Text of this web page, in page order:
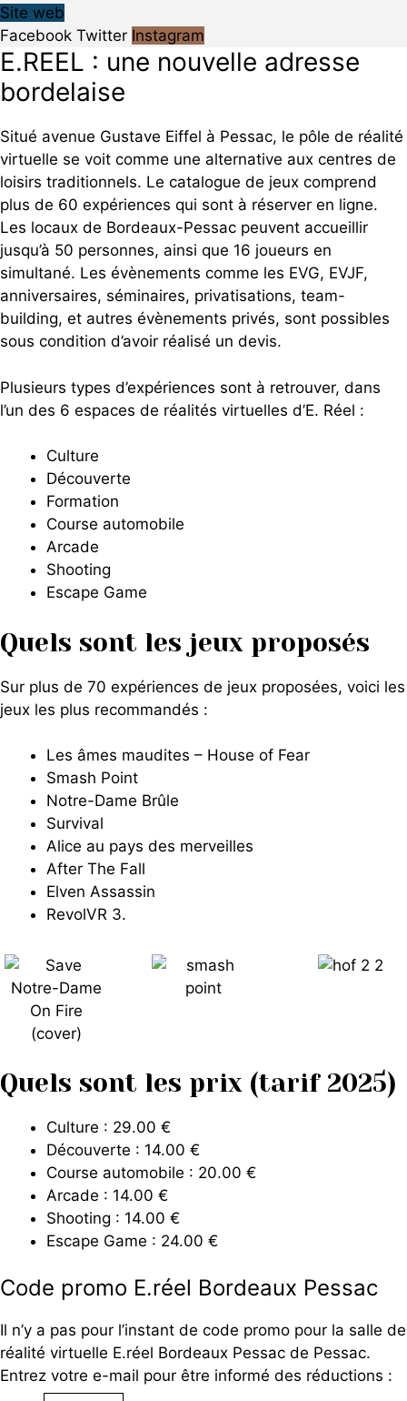
Site web
Facebook Twitter Instagram
E.REEL : une nouvelle adresse
bordelaise
Situé avenue Gustave Eiffel à Pessac, le pôle de réalité
virtuelle se voit comme une alternative aux centres de
loisirs traditionnels. Le catalogue de jeux comprend
plus de 60 expériences qui sont à réserver en ligne.
Les locaux de Bordeaux-Pessac peuvent accueillir
jusqu’à 50 personnes, ainsi que 16 joueurs en
simultané. Les évènements comme les EVG, EVJF,
anniversaires, séminaires, privatisations, team-
building, et autres évènements privés, sont possibles
sous condition d’avoir réalisé un devis.
Plusieurs types d’expériences sont à retrouver, dans
l’un des 6 espaces de réalités virtuelles d’E. Réel :
Culture
Découverte
Formation
Course automobile
Arcade
Shooting
Escape Game
Quels sont les jeux proposés
Sur plus de 70 expériences de jeux proposées, voici les
jeux les plus recommandés :
Les âmes maudites – House of Fear
Smash Point
Notre-Dame Brûle
Survival
Alice au pays des merveilles
After The Fall
Elven Assassin
RevolVR 3.
Quels sont les prix (tarif 2025)
Culture : 29.00 €
Découverte : 14.00 €
Course automobile : 20.00 €
Arcade : 14.00 €
Shooting : 14.00 €
Escape Game : 24.00 €
Code promo E.réel Bordeaux Pessac
Il n’y a pas pour l’instant de code promo pour la salle de
réalité virtuelle E.réel Bordeaux Pessac de Pessac.
Entrez votre e-mail pour être informé des réductions :